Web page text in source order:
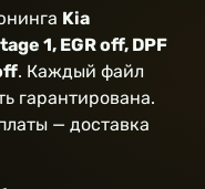
Kia
1, EGR off, DPF
. Каждый файл
гарантирована.
— доставка